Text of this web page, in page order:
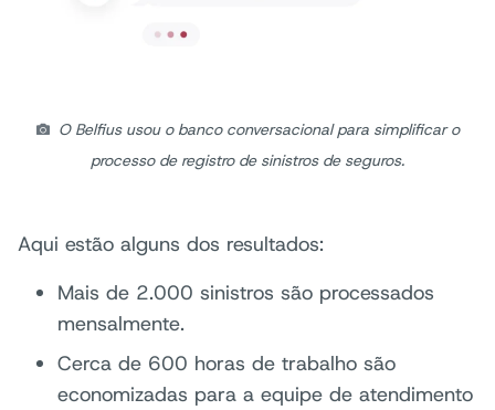
O Belfius usou o banco conversacional para simplificar o
processo de registro de sinistros de seguros.
Aqui estão alguns dos resultados:
Mais de 2.000 sinistros são processados
mensalmente.
Cerca de 600 horas de trabalho são
economizadas para a equipe de atendimento